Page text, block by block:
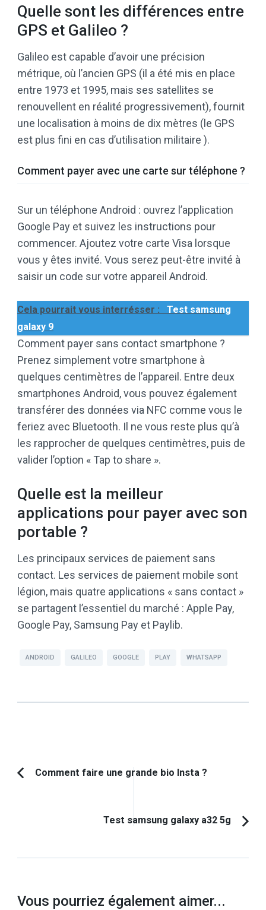
Quelle sont les différences entre
GPS et Galileo ?
Galileo est capable d’avoir une précision
métrique, où l’ancien GPS (il a été mis en place
entre 1973 et 1995, mais ses satellites se
renouvellent en réalité progressivement), fournit
une localisation à moins de dix mètres (le GPS
est plus fini en cas d’utilisation militaire ).
Comment payer avec une carte sur téléphone ?
Sur un téléphone Android : ouvrez l’application
Google Pay et suivez les instructions pour
commencer. Ajoutez votre carte Visa lorsque
vous y êtes invité. Vous serez peut-être invité à
saisir un code sur votre appareil Android.
Cela pourrait vous interrésser :
Test samsung
galaxy 9
Comment payer sans contact smartphone ?
Prenez simplement votre smartphone à
quelques centimètres de l’appareil. Entre deux
smartphones Android, vous pouvez également
transférer des données via NFC comme vous le
feriez avec Bluetooth. Il ne vous reste plus qu’à
les rapprocher de quelques centimètres, puis de
valider l’option « Tap to share ».
Quelle est la meilleur
applications pour payer avec son
portable ?
Les principaux services de paiement sans
contact. Les services de paiement mobile sont
légion, mais quatre applications « sans contact »
se partagent l’essentiel du marché : Apple Pay,
Google Pay, Samsung Pay et Paylib.
ANDROID GALILEO GOOGLE PLAY WHATSAPP
Navigation
Article
Comment faire une grande bio Insta ?
Test samsung galaxy a32 5g
Vous pourriez également aimer...